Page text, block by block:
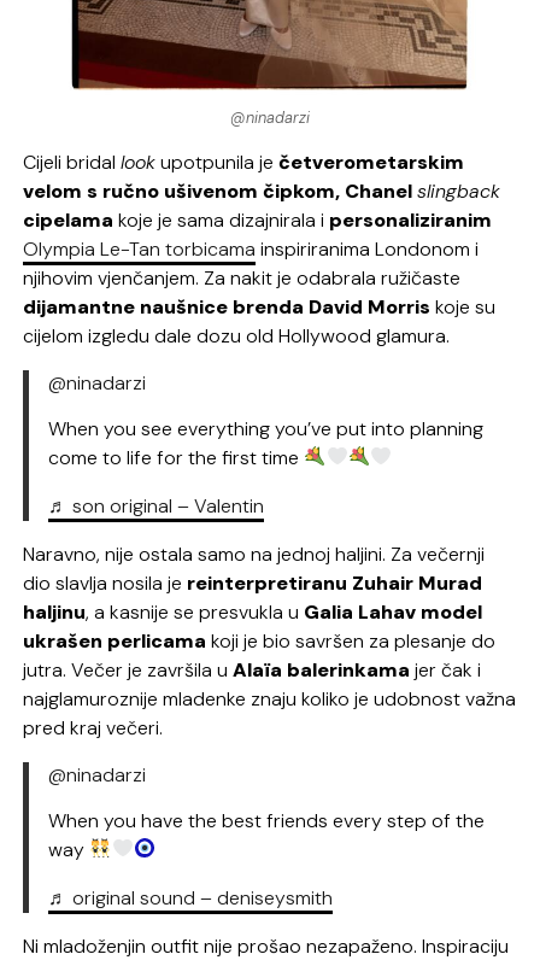
@ninadarzi
Cijeli bridallookupotpunila ječetverometarskim
velom s ručno ušivenom čipkom, Chanelslingback
cipelama koje je sama dizajnirala i personaliziranim
Olympia Le-Tan torbicama inspiriranima Londonom i
njihovim vjenčanjem. Za nakit je odabrala ružičaste
dijamantne naušnice brenda David Morris koje su
cijelom izgledu dale dozu old Hollywood glamura.
@ninadarzi
When you see everything you’ve put into planning
come to life for the first time
♬ son original – Valentin
Naravno, nije ostala samo na jednoj haljini. Za večernji
dio slavlja nosila je reinterpretiranu Zuhair Murad
haljinu, a kasnije se presvukla u Galia Lahav model
ukrašen perlicama koji je bio savršen za plesanje do
jutra. Večer je završila uAlaïa balerinkama jer čak i
najglamuroznije mladenke znaju koliko je udobnost važna
pred kraj večeri.
@ninadarzi
When you have the best friends every step of the
way
♬ original sound – deniseysmith
Ni mladoženjin outfit nije prošao nezapaženo. Inspiraciju